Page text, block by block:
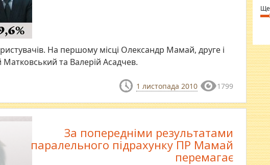
На першому місці Олександр Мамай, друге і
Матковський та Валерій Асадчев.
1 листопада 2010 1799
За попередніми результатами
паралельного підрахунку ПР Мамай
перемагає
Ще